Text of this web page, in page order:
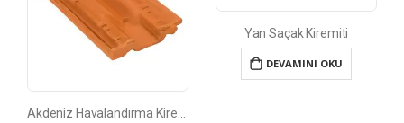
Yan Saçak Kiremiti
DEVAMINI OKU